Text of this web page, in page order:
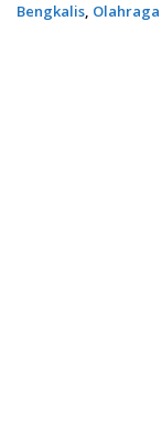
Bengkalis, Olahraga